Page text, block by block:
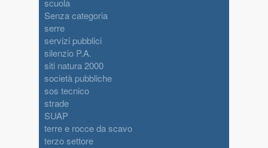
scuola
Senza categoria
serre
servizi pubblici
silenzio P.A.
siti natura 2000
società pubbliche
sos tecnico
strade
SUAP
terre e rocce da scavo
terzo settore